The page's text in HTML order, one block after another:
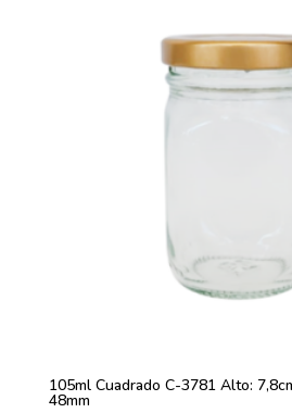
105ml Cuadrado C-3781 Alto:
48mm